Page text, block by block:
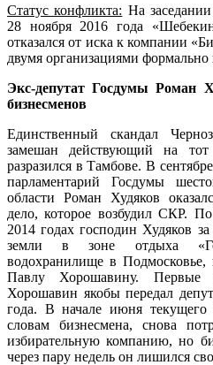
Статус конфликта: На
28 ноября 2016 года
отказался от иска к компании
двумя организациями формально
Экс-депутат Госдумы Роман
бизнесменов
Единственный скандал
замешан действующий на
разразился в Тамбове. В
парламентарий Госдумы
области Роман Худяков
дело, которое возбудил СКР.
2014 годах господин Худяков
земли в зоне отдыха
водохранилище в
Павлу Хорошавину.
Хорошавин якобы передал
года. В начале июня текущего
словам бизнесмена, снова
избирательную компанию, но
через пару недель он лишился